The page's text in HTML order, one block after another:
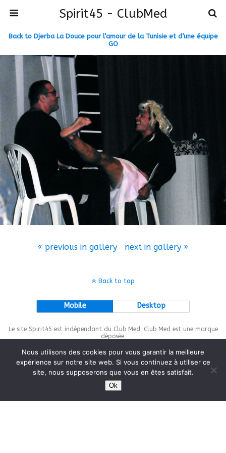
Spirit45 - ClubMed
Back to Djerba La Douce pour l’amour de la Tunisie et d’une équipe
GO
« previous in gallery next in gallery »
Back to top
Mobile Desktop
Le site Spirit45 est indépendant du Club Med. Club Med est une marque
déposée.
This site is protected bywp-copyrightpro.com
Nous utilisons des cookies pour vous garantir la meilleure
expérience sur notre site web. Si vous continuez à utiliser ce
site, nous supposerons que vous en êtes satisfait.
Ok